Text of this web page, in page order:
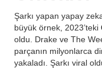
Şarkı yapan yapay
büyük örnek, 2023’teki
oldu. Drake ve The
parçanın milyonlarca
yakaladı. Şarkı viral